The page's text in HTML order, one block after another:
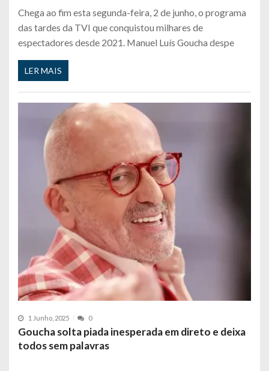
Chega ao fim esta segunda-feira, 2 de junho, o programa
das tardes da TVI que conquistou milhares de
espectadores desde 2021. Manuel Luís Goucha despe
LER MAIS
1 Junho, 2025 0
Goucha solta piada inesperada em direto e deixa
todos sem palavras